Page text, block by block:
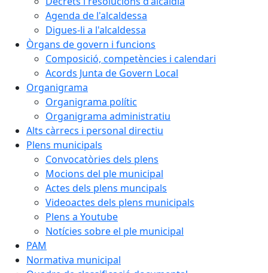
Agenda de l'alcaldessa
Digues-li a l'alcaldessa
Òrgans de govern i funcions
Composició, competències i calendari
Acords Junta de Govern Local
Organigrama
Organigrama polític
Organigrama administratiu
Alts càrrecs i personal directiu
Plens municipals
Convocatòries dels plens
Mocions del ple municipal
Actes dels plens muncipals
Videoactes dels plens municipals
Plens a Youtube
Notícies sobre el ple municipal
PAM
Normativa municipal